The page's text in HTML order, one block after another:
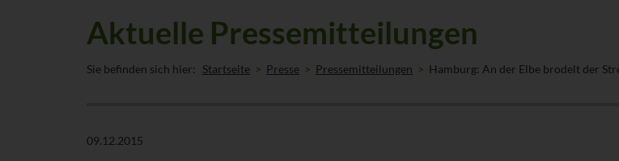
anrufen:Rückrufservice
20066 Hamburg
Aktuelle Pressemitteilungen
Sie befinden sich hier: Startseite Presse Pressemitteilungen Hamburg: An der Elbe brodelt der
09.12.2015